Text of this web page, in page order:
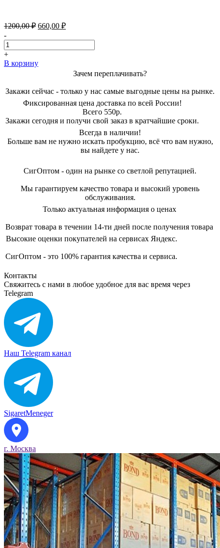
1200,00₽ Первоначальная
составляла
1200,00 ₽.
660,00 ₽Текущая
660,00 ₽.
-
+
В корзину
Зачем переплачивать?
Закажи сейчас - только у нас самые выгодные цены на рынке.
Фиксированная цена доставка по всей России!
Всего 550р.
Закажи сегодня и получи свой заказ в кратчайшие сроки.
Всегда в наличии!
Больше вам не нужно искать пробукцию, всё что вам нужно,
вы найдете у нас.
СигОптом - один на рынке со светлой репутацией.
Мы гарантируем качество товара и высокий уровень
обслуживания.
Только актуальная информация о ценах
Возврат товара в течении 14-ти дней после получения товара
Высокие оценки покупателей на сервисах Яндекс.
СигОптом - это 100% гарантия качества и сервиса.
Контакты
Свяжитесь с нами в любое удобное для вас время через
Telegram
Наш Telegram канал
SigaretMeneger
г. Москва